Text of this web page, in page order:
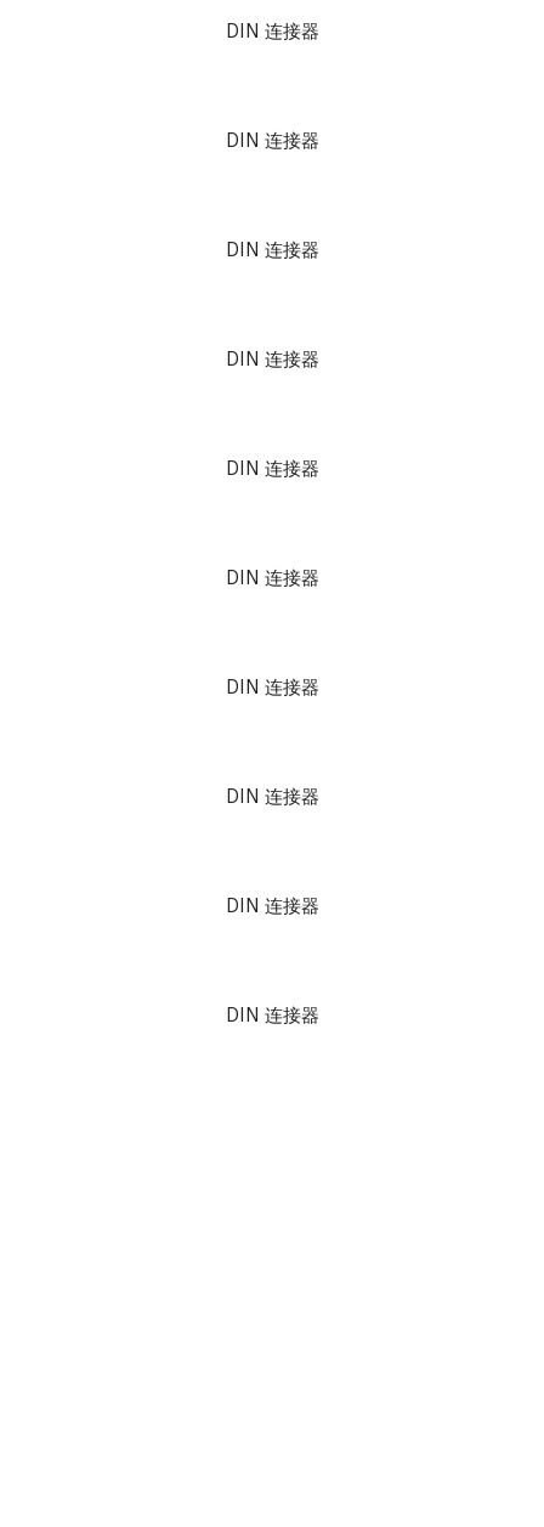
DIN 连接器
DIN 连接器
DIN 连接器
DIN 连接器
DIN 连接器
DIN 连接器
DIN 连接器
DIN 连接器
DIN 连接器
DIN 连接器